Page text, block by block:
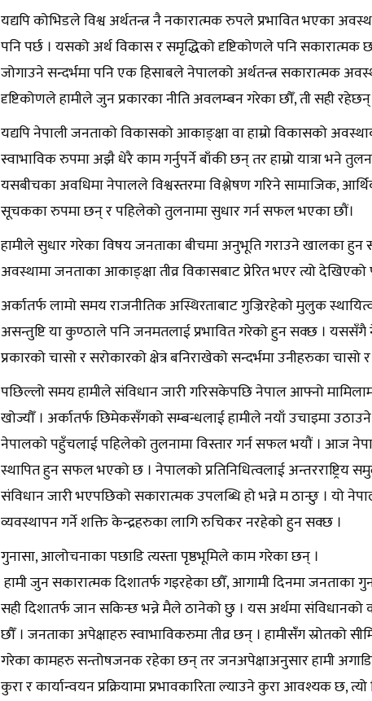
यद्यपि कोभिडले विश्व अर्थतन्त्र नै नकारात्मक रुपले प्रभावित भएका
पनि पर्छ । यसको अर्थ विकास र समृद्धिको दृष्टिकोणले पनि सकारात्मक
जोगाउने सन्दर्भमा पनि एक हिसाबले नेपालको अर्थतन्त्र सकारात्मक
दृष्टिकोणले हामीले जुन प्रकारका नीति अवलम्बन गरेका छौँ, ती सही
यद्यपि नेपाली जनताको विकासको आकाङ्क्षा वा हाम्रो विकासको
स्वाभाविक रुपमा अझै धेरै काम गर्नुपर्ने बाँकी छन् तर हाम्रो यात्रा
यसबीचका अवधिमा नेपालले विश्वस्तरमा विश्लेषण गरिने सामाजिक,
सूचकका रुपमा छन् र पहिलेको तुलनामा सुधार गर्न सफल भएका छौं।
हामीले सुधार गरेका विषय जनताका बीचमा अनुभूति गराउने खालका
अवस्थामा जनताका आकाङ्क्षा तीव्र विकासबाट प्रेरित भएर त्यो
अर्कातर्फ लामो समय राजनीतिक अस्थिरताबाट गुज्रिरहेको मुलुक
असन्तुष्टि या कुण्ठाले पनि जनमतलाई प्रभावित गरेको हुन सक्छ । यससँगै
प्रकारको चासो र सरोकारको क्षेत्र बनिराखेको सन्दर्भमा उनीहरुका
पछिल्लो समय हामीले संविधान जारी गरिसकेपछि नेपाल आफ्नो
खोज्यौँ । अर्कातर्फ छिमेकसँगको सम्बन्धलाई हामीले नयाँ उचाइमा उठाउने
नेपालको पहुँचलाई पहिलेको तुलनामा विस्तार गर्न सफल भयौं । आज नेपाल
स्थापित हुन सफल भएको छ । नेपालको प्रतिनिधित्वलाई अन्तरराष्ट्रिय
संविधान जारी भएपछिको सकारात्मक उपलब्धि हो भन्ने म ठान्छु । यो
व्यवस्थापन गर्ने शक्ति केन्द्रहरुका लागि रुचिकर नरहेको हुन सक्छ ।
गुनासा, आलोचनाका पछाडि त्यस्ता पृष्ठभूमिले काम गरेका छन् ।
हामी जुन सकारात्मक दिशातर्फ गइरहेका छौँ, आगामी दिनमा जनताका
सही दिशातर्फ जान सकिन्छ भन्ने मैले ठानेको छु । यस अर्थमा संविधानको
छौँ । जनताका अपेक्षाहरु स्वाभाविकरुमा तीव्र छन् । हामीसँंग स्रोतको
गरेका कामहरु सन्तोषजनक रहेका छन् तर जनअपेक्षाअनुसार हामी
कुरा र कार्यान्वयन प्रक्रियामा प्रभावकारिता ल्याउने कुरा आवश्यक छ,